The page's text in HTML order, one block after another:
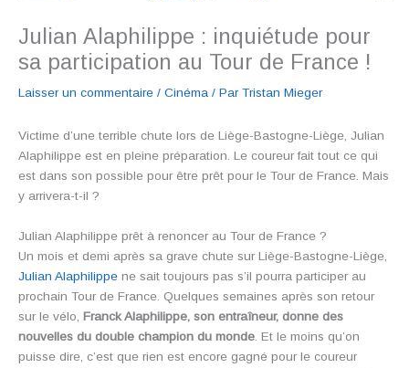
Julian Alaphilippe : inquiétude pour
sa participation au Tour de France !
Laisser un commentaire / Cinéma / Par Tristan Mieger
Victime d’une terrible chute lors de Liège-Bastogne-Liège, Julian
Alaphilippe est en pleine préparation. Le coureur fait tout ce qui
est dans son possible pour être prêt pour le Tour de France. Mais
y arrivera-t-il ?
Julian Alaphilippe prêt à renoncer au Tour de France ?
Un mois et demi après sa grave chute sur Liège-Bastogne-Liège,
Julian Alaphilippe ne sait toujours pas s’il pourra participer au
prochain Tour de France. Quelques semaines après son retour
sur le vélo, Franck Alaphilippe, son entraîneur, donne des
nouvelles du double champion du monde . Et le moins qu’on
puisse dire, c’est que rien est encore gagné pour le coureur